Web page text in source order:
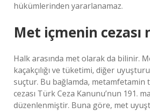
hükümlerinden yararlanamaz.
Met içmenin cezası
Halk arasında met olarak da bilinir.
kaçakçılığı ve tüketimi, diğer
suçtur. Bu bağlamda, metamfetamin
cezası Türk Ceza Kanunu’nun 191.
düzenlenmiştir. Buna göre, met